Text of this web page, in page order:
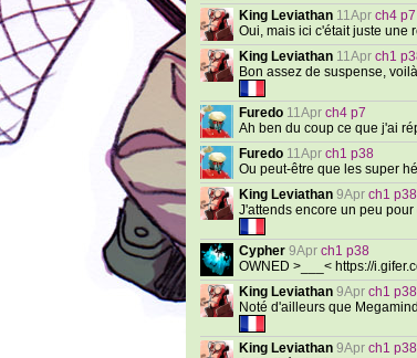
King Leviathan 11Apr ch4 p7
Oui, mais ici c'était juste une
King Leviathan 11Apr ch1
Bon assez de suspense,
Furedo 11Apr ch4 p7
Ah ben du coup ce que j'ai
Furedo 11Apr ch1 p38
Ou peut-être que les super
King Leviathan 9Apr ch1 p38
J'attends encore un peu
Cypher 9Apr ch1 p38
OWNED >___< https://
King Leviathan 9Apr ch1 p38
Noté d'ailleurs que
King Leviathan 9Apr ch1 p38